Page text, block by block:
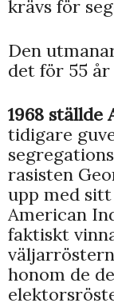
krävs för
Den
det för 55 år
1968 ställde
tidigare
rasisten
upp med
American
faktiskt
honom de